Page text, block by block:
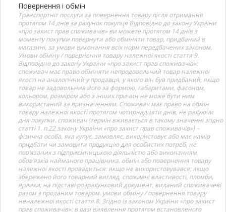
Повернення і обмін
Транспортніт послуги за повернення товару після отримання
протягом 14 днів за рахунок покупця Відповідно до закону України
«про захист прав споживачів» ви можете протягом 14 днів з
моменту покупки повернути або обміняти товар, придбаний в
магазині, за умови виконання всіх норм передбачених законом.
Умови обміну / повернення товару належної якості стаття 9.
Відповідно до закону України «про захист прав споживачів»:
споживач має право обміняти непродовольчий товар належної
якості на аналогічний у продавця, у якого він був придбаний, якщо
товар не задовольнив його за формою, габаритами, фасоном,
кольором, розміром або з інших причин не може бути ним
використаний за призначенням. Споживач має право на обмін
товару належної якості протягом чотирнадцяти днів, не рахуючи
дня покупки. споживач (термін вживається в такому значенні згідно
статті 1. п.22 закону України «про захист прав споживачів») –
фізична особа, яка купує, замовляє, використовує або має намір
придбати чи замовити продукцію для особистих потреб, не
пов’язаних з підприємницькою діяльністю або виконанням
обов’язків найманого працівника. обмін або повернення товару
належної якості провадиться: якщо не використовувався; якщо
збережено його товарний вигляд, споживчі властивості, пломби,
ярлики; на підставі розрахунковий документ, виданий споживачеві
разом з проданим товаром. умови обміну / повернення товару
неналежної якості стаття 8. Згідно із законом України «про захист
прав споживачів»: в разі виявлення протягом встановленого